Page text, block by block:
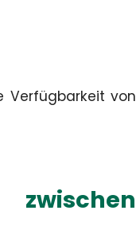
Verfügbarkeit von